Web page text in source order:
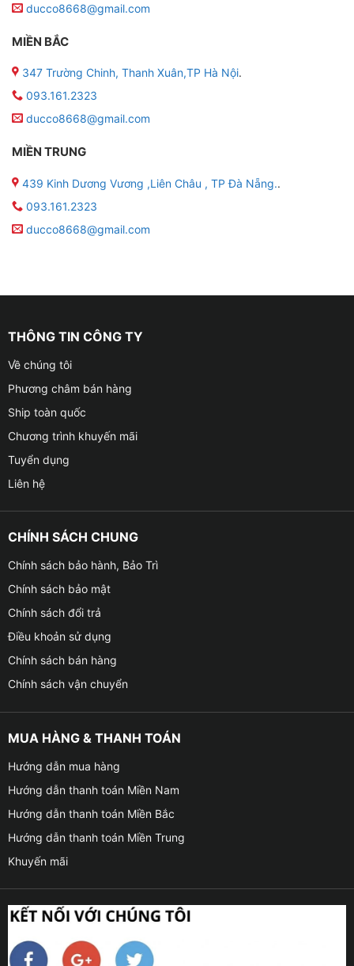
ducco8668@gmail.com
MIỀN BẮC
347 Trường Chinh, Thanh Xuân,TP Hà Nội.
093.161.2323
ducco8668@gmail.com
MIỀN TRUNG
439 Kinh Dương Vương ,Liên Châu , TP Đà Nẵng..
093.161.2323
ducco8668@gmail.com
THÔNG TIN CÔNG TY
Về chúng tôi
Phương châm bán hàng
Ship toàn quốc
Chương trình khuyến mãi
Tuyển dụng
Liên hệ
CHÍNH SÁCH CHUNG
Chính sách bảo hành, Bảo Trì
Chính sách bảo mật
Chính sách đổi trả
Điều khoản sử dụng
Chính sách bán hàng
Chính sách vận chuyển
MUA HÀNG & THANH TOÁN
Hướng dẫn mua hàng
Hướng dẫn thanh toán Miền Nam
Hướng dẫn thanh toán Miền Bắc
Hướng dẫn thanh toán Miền Trung
Khuyến mãi